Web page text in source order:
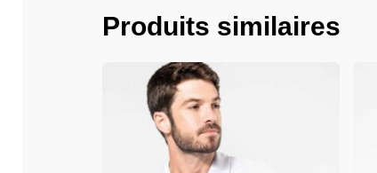
Produits similaires